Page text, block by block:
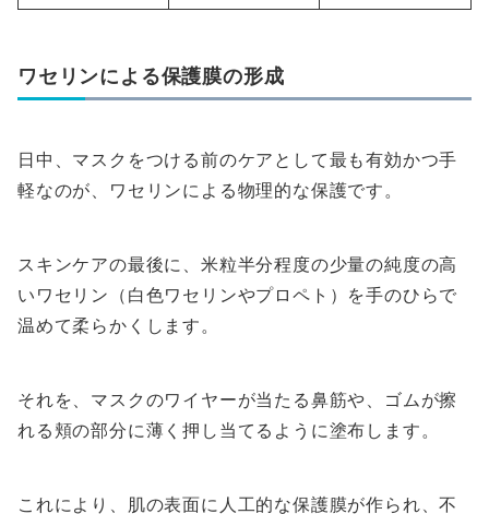
ワセリンによる保護膜の形成
日中、マスクをつける前のケアとして最も有効かつ手
軽なのが、ワセリンによる物理的な保護です。
スキンケアの最後に、米粒半分程度の少量の純度の高
いワセリン（白色ワセリンやプロペト）を手のひらで
温めて柔らかくします。
それを、マスクのワイヤーが当たる鼻筋や、ゴムが擦
れる頬の部分に薄く押し当てるように塗布します。
これにより、肌の表面に人工的な保護膜が作られ、不